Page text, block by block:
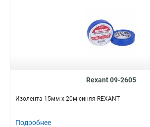
Rexant 09-2605
Изолента 15мм х 20м синяя REXANT
Подробнее